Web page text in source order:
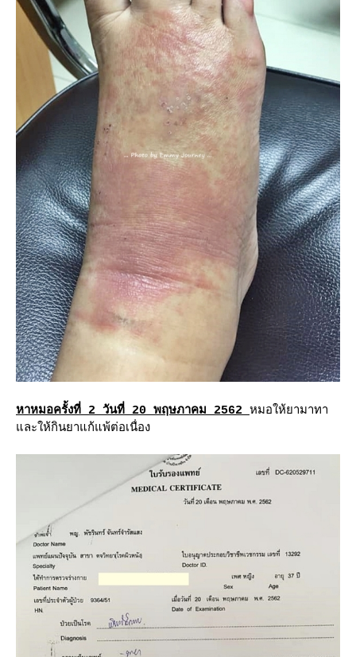
หาหมอครั้งที่ 2 วันที่ 20 พฤษภาคม 2562 หมอให้ยามาทา
ละให้กินยาแก้แพ้ต่อเนื่อง